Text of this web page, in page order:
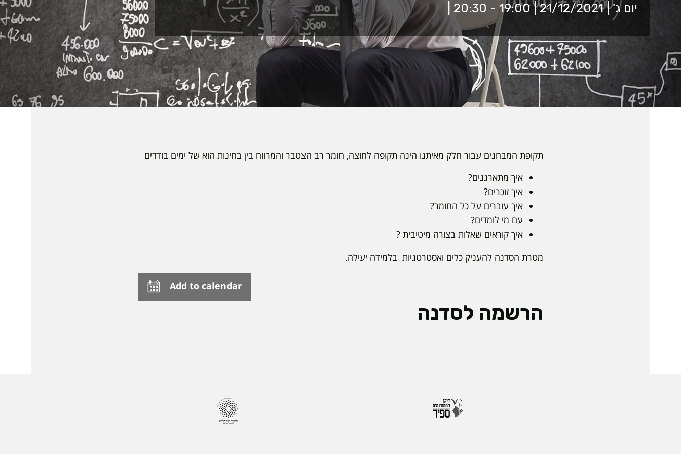
יום ג' | 21/12/2021 | 19:00 - 20:30 |
תקופת המבחנים עבור חלק מאיתנו הינה תקופה לחוצה, חומר רב הצטבר והמרווח בין בחינות הוא של ימים בודדים
איך מתארגנים?
איך זוכרים?
איך עוברים על כל החומר?
עם מי לומדים?
איך קוראים שאלות בצורה מיטיבית ?
מטרת הסדנה להעניק כלים ואסטרטגיות בלמידה יעילה.
Add to calendar
הרשמה לסדנה